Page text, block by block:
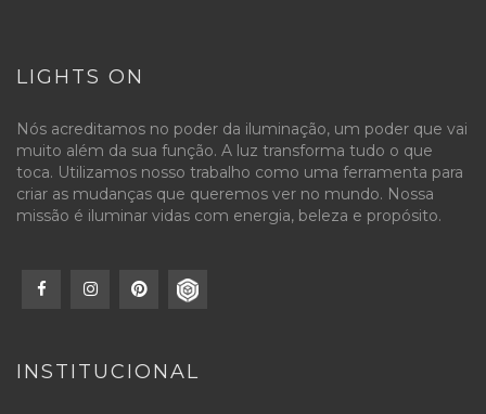
LIGHTS ON
Nós acreditamos no poder da iluminação, um poder que vai
muito além da sua função. A luz transforma tudo o que
toca. Utilizamos nosso trabalho como uma ferramenta para
criar as mudanças que queremos ver no mundo. Nossa
missão é iluminar vidas com energia, beleza e propósito.
INSTITUCIONAL